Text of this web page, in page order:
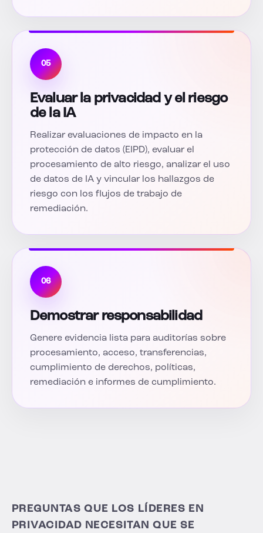
05
Evaluar la privacidad y el riesgo
de la IA
Realizar evaluaciones de impacto en la
protección de datos (EIPD), evaluar el
procesamiento de alto riesgo, analizar el uso
de datos de IA y vincular los hallazgos de
riesgo con los flujos de trabajo de
remediación.
06
Demostrar responsabilidad
Genere evidencia lista para auditorías sobre
procesamiento, acceso, transferencias,
cumplimiento de derechos, políticas,
remediación e informes de cumplimiento.
PREGUNTAS QUE LOS LÍDERES EN
PRIVACIDAD NECESITAN QUE SE